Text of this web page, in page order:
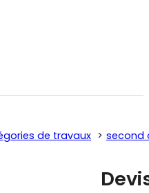
de travaux second